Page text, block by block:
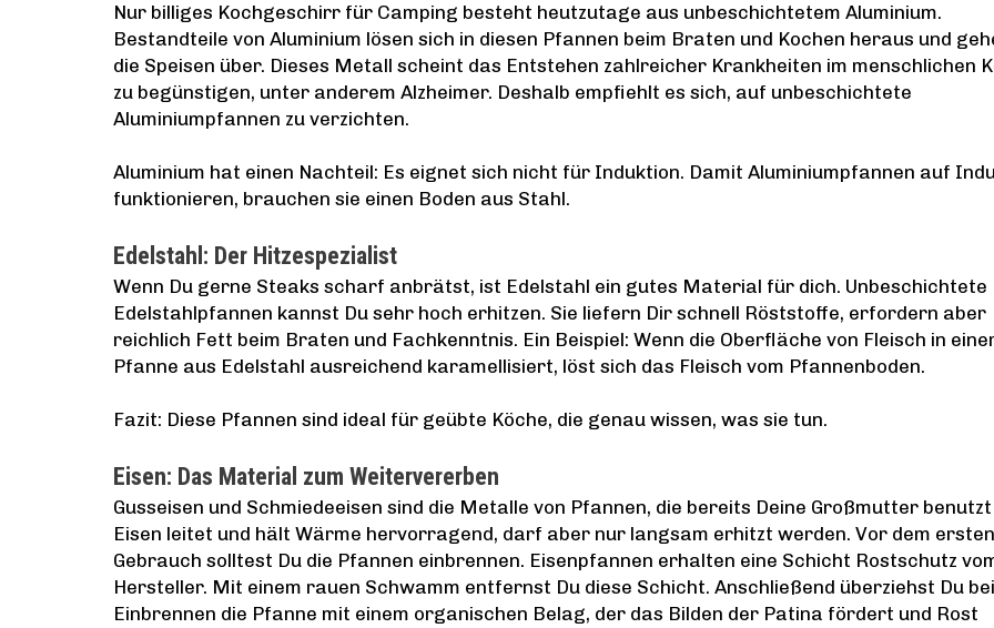
Nur billiges Kochgeschirr für Camping besteht heutzutage aus unbeschichtetem Aluminium.
Bestandteile von Aluminium lösen sich in diesen Pfannen beim Braten und Kochen heraus und
die Speisen über. Dieses Metall scheint das Entstehen zahlreicher Krankheiten im menschlichen
zu begünstigen, unter anderem Alzheimer. Deshalb empfiehlt es sich, auf unbeschichtete
Aluminiumpfannen zu verzichten.
Aluminium hat einen Nachteil: Es eignet sich nicht für Induktion. Damit Aluminiumpfannen auf
funktionieren, brauchen sie einen Boden aus Stahl.
Edelstahl: Der Hitzespezialist
Wenn Du gerne Steaks scharf anbrätst, ist Edelstahl ein gutes Material für dich. Unbeschichtete
Edelstahlpfannen kannst Du sehr hoch erhitzen. Sie liefern Dir schnell Röststoffe, erfordern aber
reichlich Fett beim Braten und Fachkenntnis. Ein Beispiel: Wenn die Oberfläche von Fleisch in
Pfanne aus Edelstahl ausreichend karamellisiert, löst sich das Fleisch vom Pfannenboden.
Fazit: Diese Pfannen sind ideal für geübte Köche, die genau wissen, was sie tun.
Eisen: Das Material zum Weitervererben
Gusseisen und Schmiedeeisen sind die Metalle von Pfannen, die bereits Deine Großmutter
Eisen leitet und hält Wärme hervorragend, darf aber nur langsam erhitzt werden. Vor dem ersten
Gebrauch solltest Du die Pfannen einbrennen. Eisenpfannen erhalten eine Schicht Rostschutz
Hersteller. Mit einem rauen Schwamm entfernst Du diese Schicht. Anschließend überziehst Du
Einbrennen die Pfanne mit einem organischen Belag, der das Bilden der Patina fördert und Rost